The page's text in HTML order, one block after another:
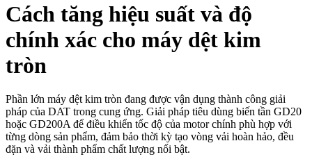
Cách tăng hiệu suất và độ
chính xác cho máy dệt kim
tròn
Phần lớn máy dệt kim tròn đang được vận dụng thành công giải
pháp của DAT trong cung ứng. Giải pháp tiêu dùng biến tần GD20
hoặc GD200A để điều khiển tốc độ của motor chính phù hợp với
từng dòng sản phẩm, đảm bảo thời kỳ tạo vòng vải hoàn hảo, đều
đặn và vải thành phẩm chất lượng nổi bật.